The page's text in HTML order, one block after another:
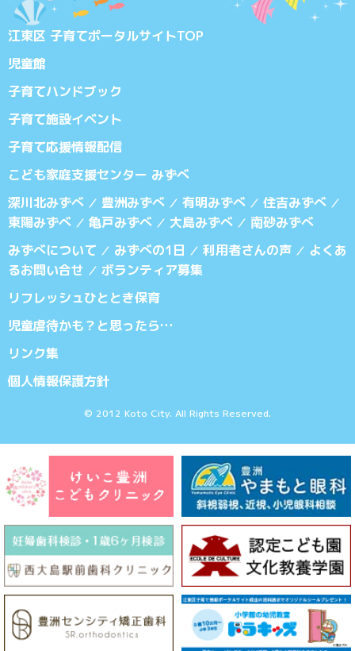
江東区 子育てポータルサイトTOP
児童館
子育てハンドブック
子育て施設イベント
子育て応援情報配信
こども家庭支援センター みずべ
深川北みずべ ／ 豊洲みずべ ／ 有明みずべ ／ 住吉みずべ ／
東陽みずべ ／ 亀戸みずべ ／ 大島みずべ ／ 南砂みずべ
みずべについて ／ みずべの1日 ／ 利用者さんの声 ／ よくあ
るお問い合せ ／ ボランティア募集
リフレッシュひととき保育
児童虐待かも？と思ったら…
リンク集
個人情報保護方針
© 2012 Koto City. All Rights Reserved.